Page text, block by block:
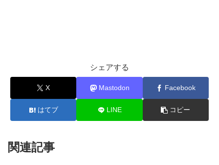
シェアする
X Mastodon Facebook
はてブ LINE コピー
関連記事